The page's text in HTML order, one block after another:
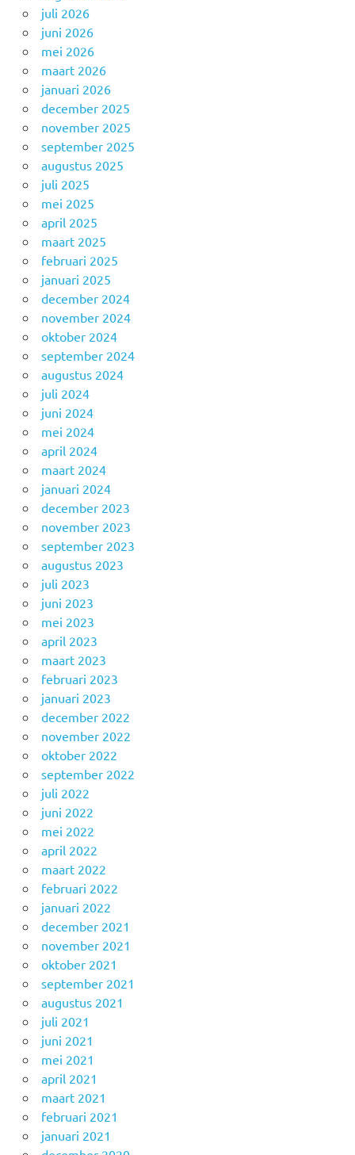
juli 2026
juni 2026
mei 2026
maart 2026
januari 2026
december 2025
november 2025
september 2025
augustus 2025
juli 2025
mei 2025
april 2025
maart 2025
februari 2025
januari 2025
december 2024
november 2024
oktober 2024
september 2024
augustus 2024
juli 2024
juni 2024
mei 2024
april 2024
maart 2024
januari 2024
december 2023
november 2023
september 2023
augustus 2023
juli 2023
juni 2023
mei 2023
april 2023
maart 2023
februari 2023
januari 2023
december 2022
november 2022
oktober 2022
september 2022
juli 2022
juni 2022
mei 2022
april 2022
maart 2022
februari 2022
januari 2022
december 2021
november 2021
oktober 2021
september 2021
augustus 2021
juli 2021
juni 2021
mei 2021
april 2021
maart 2021
februari 2021
januari 2021